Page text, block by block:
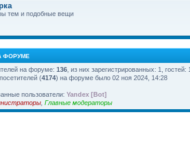
тем и подобные вещи
ФОРУМЕ
на форуме: 136 , из них зарегистрированных: 1,
(4174) на форуме было 02 ноя 2024, 14:28
пользователи: Yandex [Bot]
Главные модераторы